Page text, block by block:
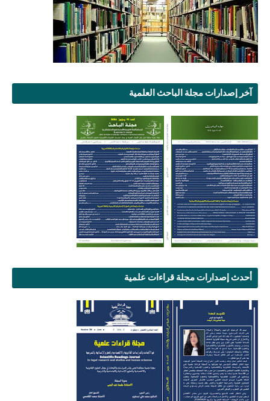
آخر إصدارات مجلة الباحث العلمية
أحدث إصدارات مجلة قراءات علمية